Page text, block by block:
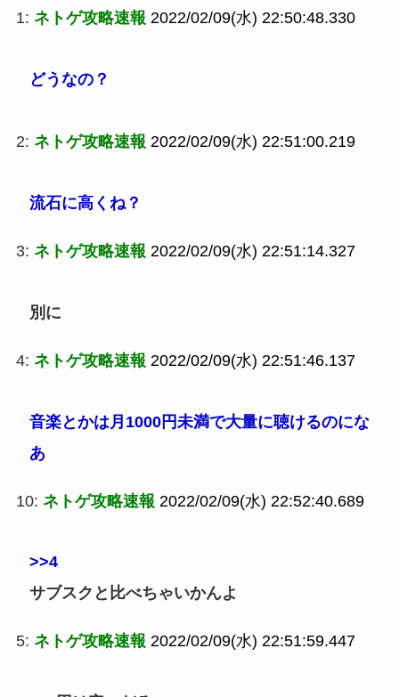
1: ネトゲ攻略速報 2022/02/09(水) 22:50:48.330
どうなの？
2: ネトゲ攻略速報 2022/02/09(水) 22:51:00.219
流石に高くね？
3: ネトゲ攻略速報 2022/02/09(水) 22:51:14.327
別に
4: ネトゲ攻略速報 2022/02/09(水) 22:51:46.137
音楽とかは月1000円未満で大量に聴けるのにな
あ
10: ネトゲ攻略速報 2022/02/09(水) 22:52:40.689
>>4
サブスクと比べちゃいかんよ
5: ネトゲ攻略速報 2022/02/09(水) 22:51:59.447